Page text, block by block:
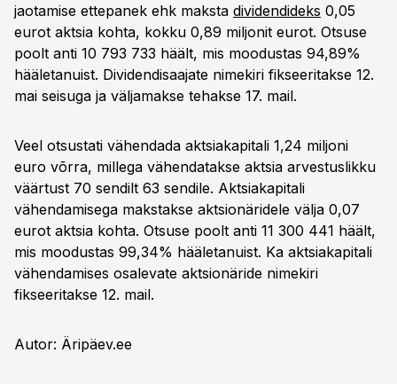
jaotamise ettepanek ehk maksta dividendideks 0,05
eurot aktsia kohta, kokku 0,89 miljonit eurot. Otsuse
poolt anti 10 793 733 häält, mis moodustas 94,89%
hääletanuist. Dividendisaajate nimekiri fikseeritakse 12.
mai seisuga ja väljamakse tehakse 17. mail.
Veel otsustati vähendada aktsiakapitali 1,24 miljoni
euro võrra, millega vähendatakse aktsia arvestuslikku
väärtust 70 sendilt 63 sendile. Aktsiakapitali
vähendamisega makstakse aktsionäridele välja 0,07
eurot aktsia kohta. Otsuse poolt anti 11 300 441 häält,
mis moodustas 99,34% hääletanuist. Ka aktsiakapitali
vähendamises osalevate aktsionäride nimekiri
fikseeritakse 12. mail.
Autor: Äripäev.ee